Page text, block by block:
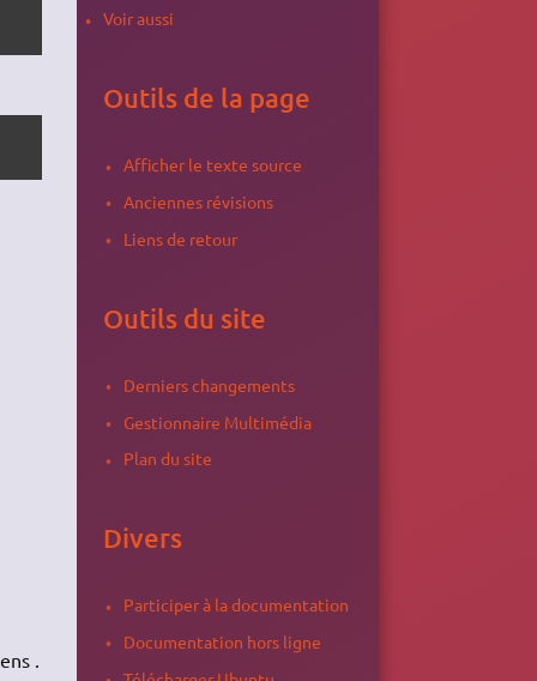
.
Voir aussi
Outils de la page
Afficher le texte source
Anciennes révisions
Liens de retour
Outils du site
Derniers changements
Gestionnaire Multimédia
Plan du site
Divers
Participer à la documentation
Documentation hors ligne